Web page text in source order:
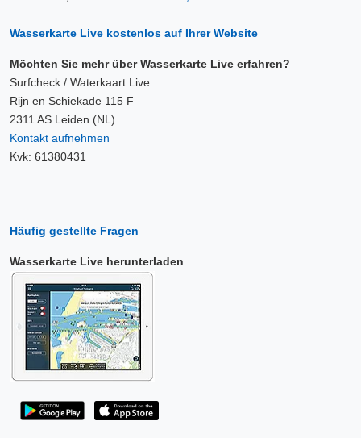
Wasserkarte Live kostenlos auf Ihrer Website
Möchten Sie mehr über Wasserkarte Live erfahren?
Surfcheck / Waterkaart Live
Rijn en Schiekade 115 F
2311 AS Leiden (NL)
Kontakt aufnehmen
Kvk: 61380431
Häufig gestellte Fragen
Wasserkarte Live herunterladen